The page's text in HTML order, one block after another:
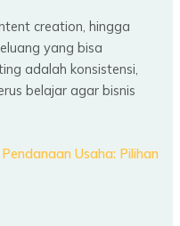
creation, hingga
yang bisa
adalah konsistensi,
belajar agar bisnis
Usaha: Pilihan